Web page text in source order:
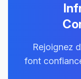
Rejoignez
font